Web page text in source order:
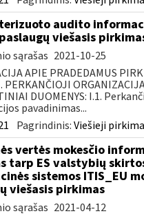
audito
viešasis
sąrašas 2021-10-25
APIE PRADEDAMUS
DUOMENYS: I.1.
pavadinimas...
Pagrindinis:Viešieji
vertės mokesčio
tarp ES valstybių
sistemos ITIS_EU
viešasis pirkimas
sąrašas 2021-04-12